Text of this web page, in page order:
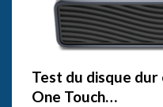
Test du disque
One Touch…